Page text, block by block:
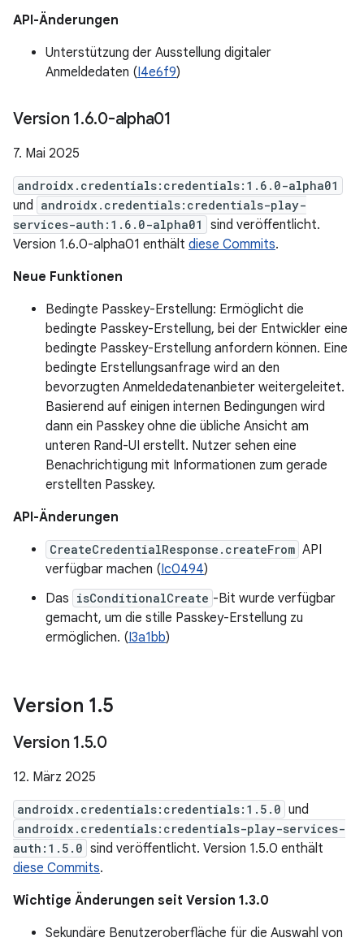
API-Änderungen
Unterstützung der Ausstellung digitaler
Anmeldedaten (I4e6f9)
Version 1.6.0-alpha01
7. Mai 2025
androidx.credentials:credentials:1.6.0-alpha01
und androidx.credentials:credentials-play-
services-auth:1.6.0-alpha01
sind veröffentlicht.
Version 1.6.0-alpha01 enthält diese Commits.
Neue Funktionen
Bedingte Passkey-Erstellung: Ermöglicht die
bedingte Passkey-Erstellung, bei der Entwickler eine
bedingte Passkey-Erstellung anfordern können. Eine
bedingte Erstellungsanfrage wird an den
bevorzugten Anmeldedatenanbieter weitergeleitet.
Basierend auf einigen internen Bedingungen wird
dann ein Passkey ohne die übliche Ansicht am
unteren Rand-UI erstellt. Nutzer sehen eine
Benachrichtigung mit Informationen zum gerade
erstellten Passkey.
API-Änderungen
CreateCredentialResponse.createFrom API
verfügbar machen (Ic0494)
Das isConditionalCreate -Bit wurde verfügbar
gemacht, um die stille Passkey-Erstellung zu
ermöglichen. (I3a1bb)
Version 1.5
Version 1.5.0
12. März 2025
androidx.credentials:credentials:1.5.0 und
androidx.credentials:credentials-play-services-
auth:1.5.0 sind veröffentlicht. Version 1.5.0 enthält
diese Commits.
Wichtige Änderungen seit Version 1.3.0
Sekundäre Benutzeroberfläche für die Auswahl von